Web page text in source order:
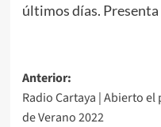
últimos días.
Anterior:
Radio Cartaya | Abierto
de Verano 2022